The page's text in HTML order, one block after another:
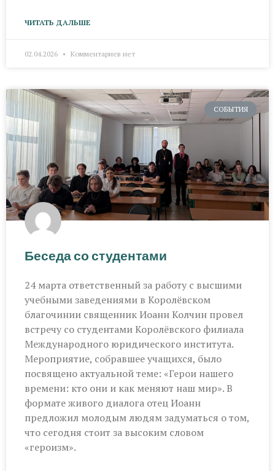
ЧИТАТЬ ДАЛЬШЕ
02.04.2026 Комментариев нет
СОБЫТИЯ
Беседа со студентами
24 марта ответственный за работу с высшими
учебными заведениями в Королёвском
благочинии священник Иоанн Колчин провел
встречу со студентами Королёвского филиала
Международного юридического института.
Мероприятие, собравшее учащихся, было
посвящено актуальной теме: «Герои нашего
времени: кто они и как меняют наш мир». В
формате живого диалога отец Иоанн
предложил молодым людям задуматься о том,
что сегодня стоит за высоким словом
«героизм».